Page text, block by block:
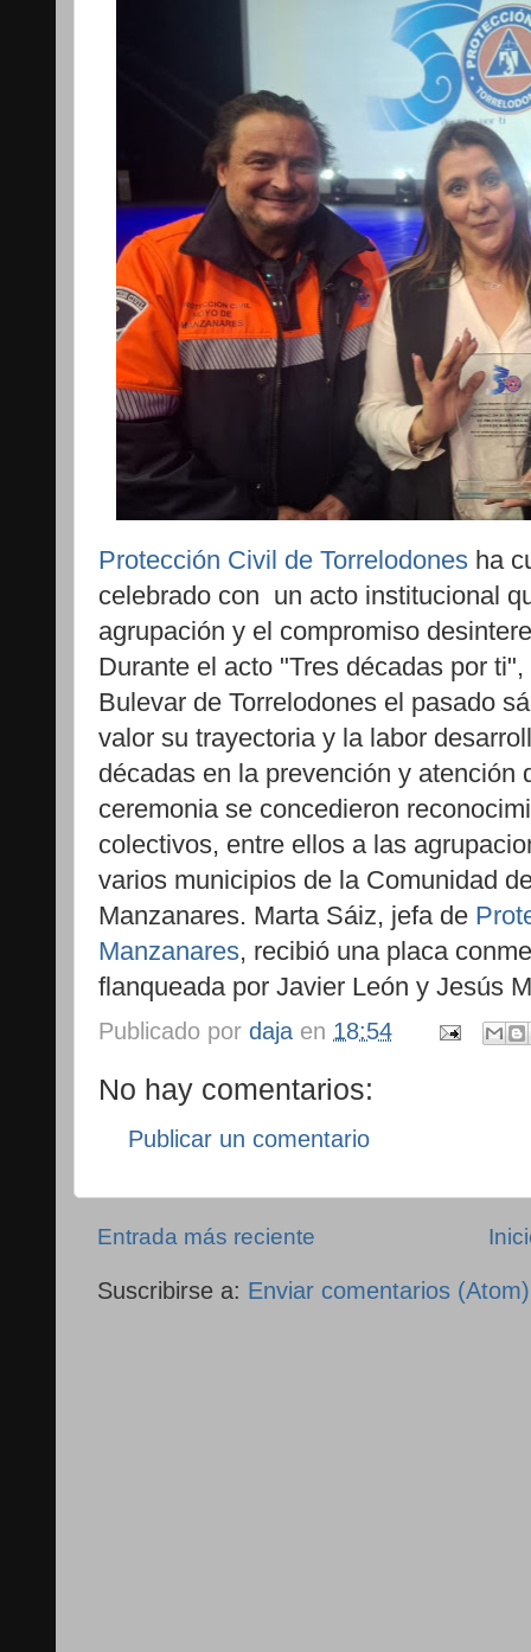
Protección Civil de Torrelodones ha
celebrado con un acto institucional
agrupación y el compromiso
Durante el acto "Tres décadas por
Bulevar de Torrelodones el pasado
valor su trayectoria y la labor
décadas en la prevención y atención
ceremonia se concedieron
colectivos, entre ellos a las
varios municipios de la Comunidad
Manzanares. Marta Sáiz, jefa de
Manzanares, recibió una placa
flanqueada por Javier León y Jesús
Publicado por daja en 18:54
No hay comentarios:
Publicar un comentario
Entrada más reciente
Suscribirse a: Enviar comentarios (Atom)